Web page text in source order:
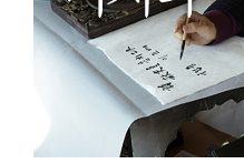
민속 인사이드
원문보기 PDF